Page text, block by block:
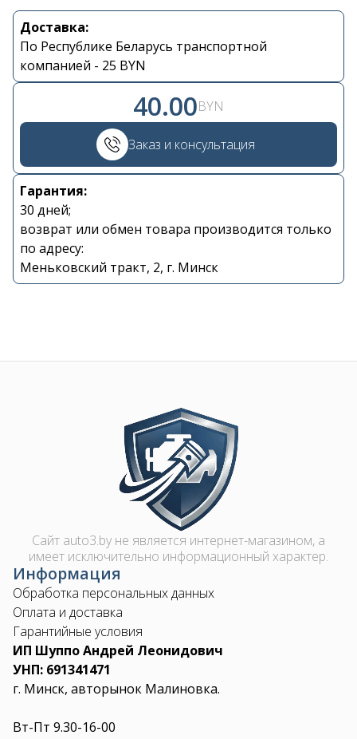
Доставка:
По Республике Беларусь транспортной
компанией - 25 BYN
40.00BYN
Заказ и консультация
Гарантия:
30 дней;
возврат или обмен товара производится только
по адресу:
Меньковский тракт, 2, г. Минск
Контакты
+375 29 870 15 80
Viber
shupik21@bk.ru
Image
Сайт auto3.by не является интернет-магазином, а
имеет исключительно информационный характер.
Информация
Обработка персональных данных
Оплата и доставка
Гарантийные условия
ИП Шуппо Андрей Леонидович
УНП: 691341471
г. Минск, авторынок Малиновка.
Вт-Пт 9.30-16-00